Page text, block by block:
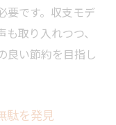
化を左右する
しポイント
要です。収支モデ
取り入れつつ、
良い節約を目指し
駄を発見